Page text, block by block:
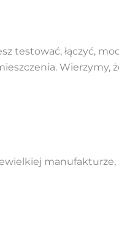
testować, łączyć,
Wierzymy,